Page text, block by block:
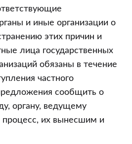
и иные организации о
этих причин и
лица государственных
обязаны в течение
частного
сообщить о
органу, ведущему
их вынесшим и